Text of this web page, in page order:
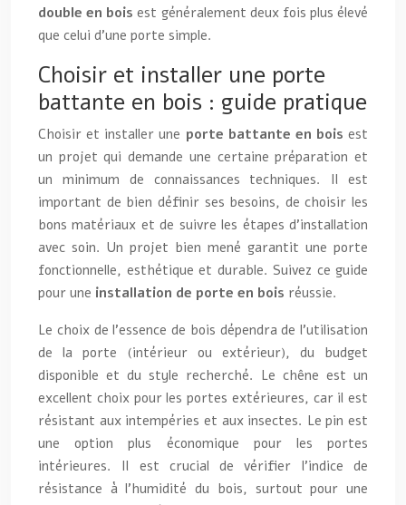
double en boisest généralement deux fois plus élevé
que celui d’une porte simple.
Choisir et installer une porte
battante en bois : guide pratique
Choisir et installer une porte battante en bois est
un projet qui demande une certaine préparation et
un minimum de connaissances techniques. Il est
important de bien définir ses besoins, de choisir les
bons matériaux et de suivre les étapes d’installation
avec soin. Un projet bien mené garantit une porte
fonctionnelle, esthétique et durable. Suivez ce guide
pour une installation de porte en bois réussie.
Le choix de l’essence de bois dépendra de l’utilisation
de la porte (intérieur ou extérieur), du budget
disponible et du style recherché. Le chêne est un
excellent choix pour les portes extérieures, car il est
résistant aux intempéries et aux insectes. Le pin est
une option plus économique pour les portes
intérieures. Il est crucial de vérifier l’indice de
résistance à l’humidité du bois, surtout pour une